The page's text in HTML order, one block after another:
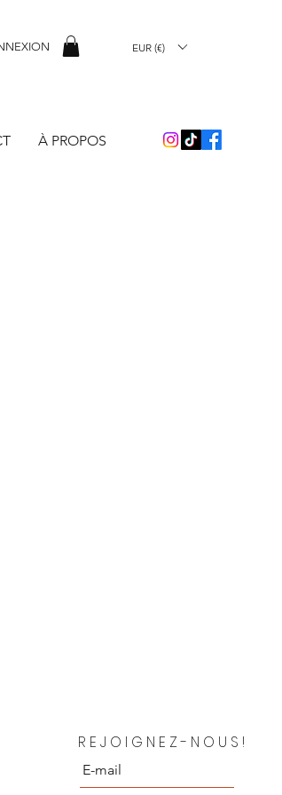
EUR (€)
À PROPOS
REJOIGNEZ-NOUS!